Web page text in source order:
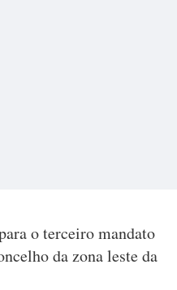
o terceiro mandato
da zona leste da